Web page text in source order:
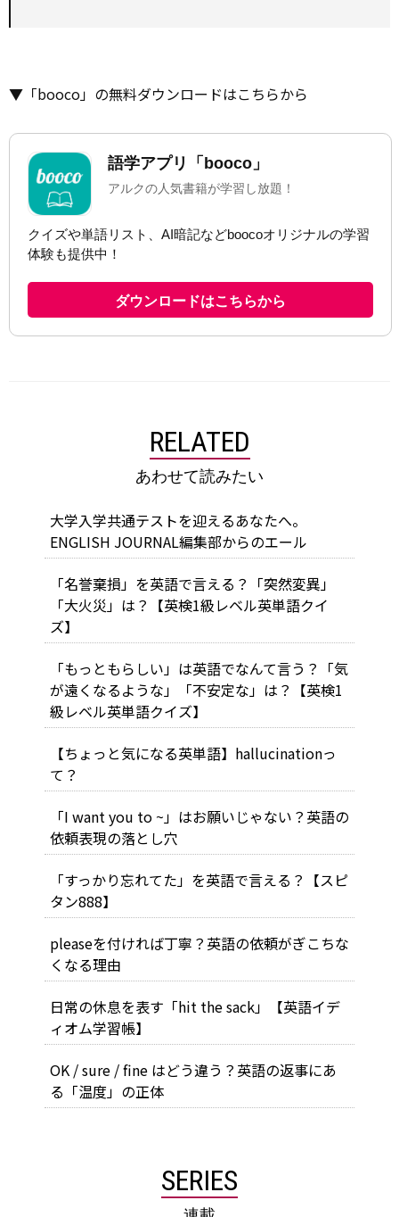
▼「booco」の無料ダウンロードはこちらから
RELATED
あわせて読みたい
大学入学共通テストを迎えるあなたへ。
ENGLISH JOURNAL編集部からのエール
「名誉棄損」を英語で言える？「突然変異」
「大火災」は？【英検1級レベル英単語クイ
ズ】
「もっともらしい」は英語でなんて言う？「気
が遠くなるような」「不安定な」は？【英検1
級レベル英単語クイズ】
【ちょっと気になる英単語】hallucinationっ
て？
「I want you to ~」はお願いじゃない？英語の
依頼表現の落とし穴
「すっかり忘れてた」を英語で言える？【スピ
タン888】
pleaseを付ければ丁寧？英語の依頼がぎこちな
くなる理由
日常の休息を表す「hit the sack」【英語イデ
ィオム学習帳】
OK / sure / fine はどう違う？英語の返事にあ
る「温度」の正体
SERIES